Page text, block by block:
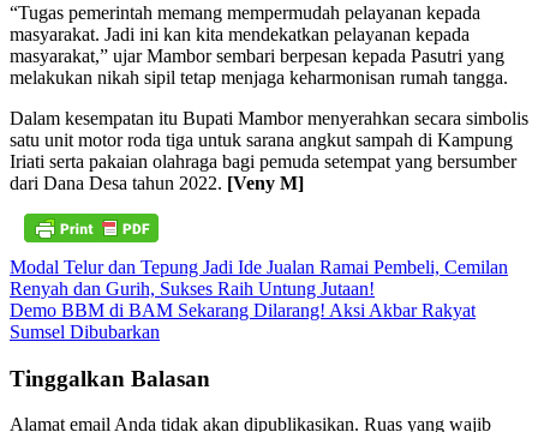
“Tugas pemerintah memang mempermudah pelayanan kepada
masyarakat. Jadi ini kan kita mendekatkan pelayanan kepada
masyarakat,” ujar Mambor sembari berpesan kepada Pasutri yang
melakukan nikah sipil tetap menjaga keharmonisan rumah tangga.
Dalam kesempatan itu Bupati Mambor menyerahkan secara simbolis
satu unit motor roda tiga untuk sarana angkut sampah di Kampung
Iriati serta pakaian olahraga bagi pemuda setempat yang bersumber
dari Dana Desa tahun 2022. [Veny M]
Navigasi
pos
Modal Telur dan Tepung Jadi Ide Jualan Ramai Pembeli, Cemilan
Renyah dan Gurih, Sukses Raih Untung Jutaan!
Demo BBM di BAM Sekarang Dilarang! Aksi Akbar Rakyat
Sumsel Dibubarkan
Tinggalkan Balasan
Alamat email Anda tidak akan dipublikasikan. Ruas yang wajib